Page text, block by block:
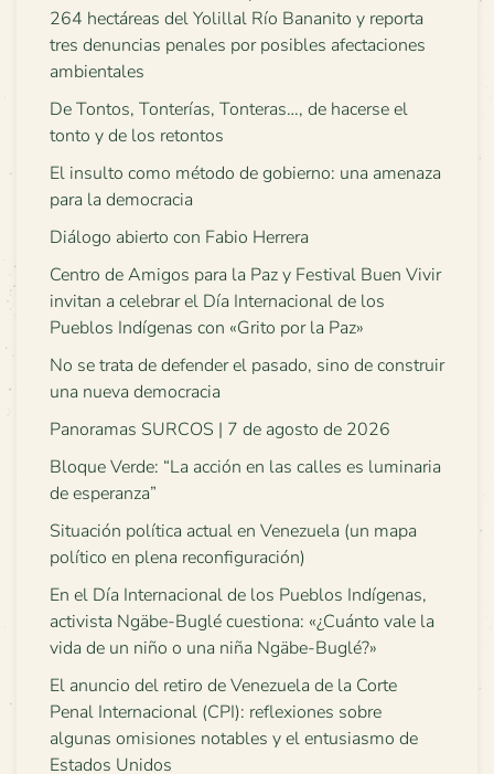
264 hectáreas del Yolillal Río Bananito y reporta
tres denuncias penales por posibles afectaciones
ambientales
De Tontos, Tonterías, Tonteras…, de hacerse el
tonto y de los retontos
El insulto como método de gobierno: una amenaza
para la democracia
Diálogo abierto con Fabio Herrera
Centro de Amigos para la Paz y Festival Buen Vivir
invitan a celebrar el Día Internacional de los
Pueblos Indígenas con «Grito por la Paz»
No se trata de defender el pasado, sino de construir
una nueva democracia
Panoramas SURCOS | 7 de agosto de 2026
Bloque Verde: “La acción en las calles es luminaria
de esperanza”
Situación política actual en Venezuela (un mapa
político en plena reconfiguración)
En el Día Internacional de los Pueblos Indígenas,
activista Ngäbe-Buglé cuestiona: «¿Cuánto vale la
vida de un niño o una niña Ngäbe-Buglé?»
El anuncio del retiro de Venezuela de la Corte
Penal Internacional (CPI): reflexiones sobre
algunas omisiones notables y el entusiasmo de
Estados Unidos